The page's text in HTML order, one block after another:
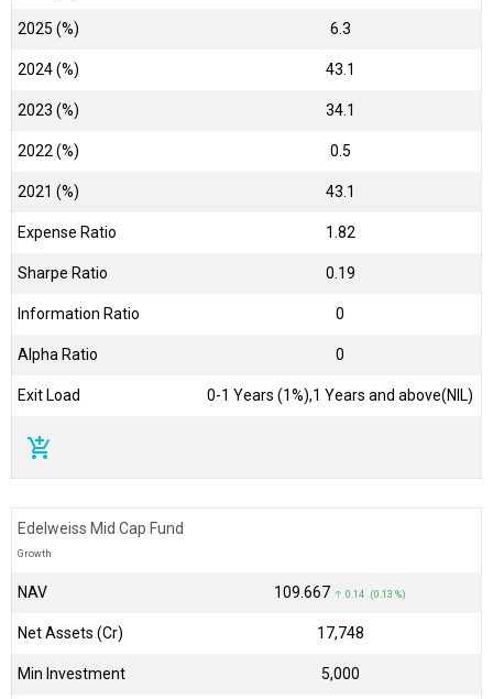
2025 (%) 6.3
2024 (%) 43.1
2023 (%) 34.1
2022 (%) 0.5
2021 (%) 43.1
Expense Ratio 1.82
Sharpe Ratio 0.19
Information Ratio 0
Alpha Ratio 0
Exit Load 0-1 Years (1%),1 Years and above(NIL)
add_shopping_cart
Edelweiss Mid Cap Fund
Growth
NAV ₹109.667 ↑ 0.14 (0.13 %)
Net Assets (Cr) ₹17,748
Min Investment 5,000